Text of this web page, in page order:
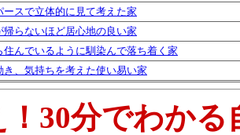
スで立体的に見て考えた家
らないほど居心地の良い家
んでいるように馴染んで落ち着く家
、気持ちを考えた使い易い家
！30分でわか